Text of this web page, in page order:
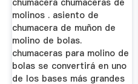
molinos . asiento de
chumacera de muñon de
molino de bolas.
chumaceras para molino de
bolas se convertirá en uno
de los bases más grandes